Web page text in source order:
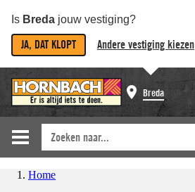
Is Breda jouw vestiging?
JA, DAT KLOPT Andere vestiging kiezen
Breda
Home